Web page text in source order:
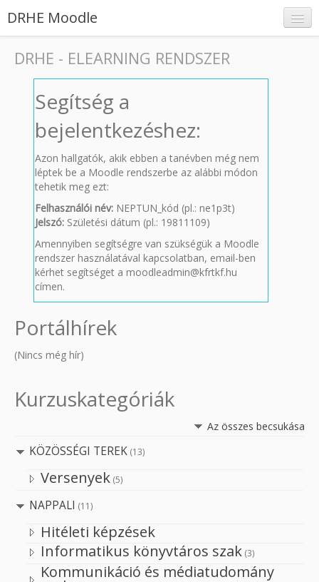
DRHE Moodle
Belépés
DRHE - ELEARNING RENDSZER
Segítség a
bejelentkezéshez:
Azon hallgatók, akik ebben a tanévben még nem
léptek be a Moodle rendszerbe az alábbi módon
tehetik meg ezt:
Felhasználói név: NEPTUN_kód (pl.: ne1p3t)
Jelszó: Születési dátum (pl.: 19811109)
Amennyiben segítségre van szükségük a Moodle
rendszer használatával kapcsolatban, email-ben
kérhet segítséget a moodleadmin@kfrtkf.hu
címen.
Portálhírek
(Nincs még hír)
Kurzuskategóriák
Az összes becsukása
KÖZÖSSÉGI TEREK (13)
Versenyek (5)
NAPPALI (11)
Hitéleti képzések
Informatikus könyvtáros szak (3)
Kommunikáció és médiatudomány